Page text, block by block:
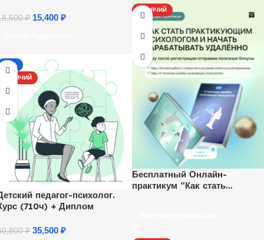
₽ 15,400 ₽
ГОРЯЧИЙ
Бесплатный Онлайн-
практикум “Как стать
-13%
ГОРЯЧИЙ
педагог-психолог.
(710ч) + Диплом
₽ 35,500 ₽